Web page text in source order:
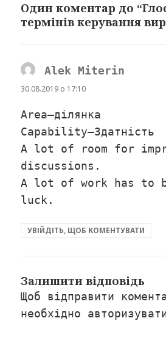
Один коментар до
термінів керування
Alek Miterin
30.08.2019 о 17:10
Area–ділянка
Capability–Здатність
A lot of room for
discussions.
A lot of work has to
luck.
УВІЙДІТЬ, ЩОБ КОМЕНТУВАТИ
Залишити відповідь
Щоб відправити
необхідно